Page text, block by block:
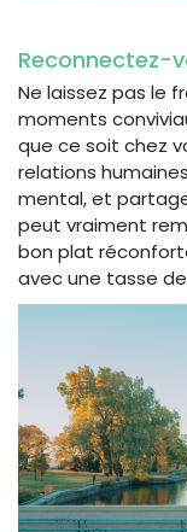
Reconnectez-
Ne laissez pas le
moments
que ce soit chez
relations
mental, et
peut vraiment
bon plat
avec une tasse